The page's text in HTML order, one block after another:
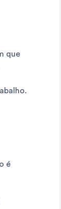
que
é